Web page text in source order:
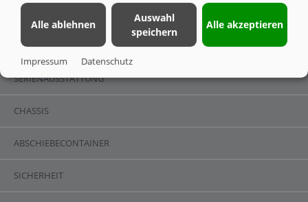
SERIENAUSSTATTUNG
SERIENAUSSTATTUNG
CHASSIS
ABSCHIEBECONTAINER
SICHERHEIT
Alle ablehnen
Auswahl
speichern
Alle akzeptieren
Impressum Datenschutz